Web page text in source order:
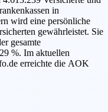
in
wird eine persönliche
gewährleistet. Sie
gesamte
%. Im aktuellen
erreichte die AOK